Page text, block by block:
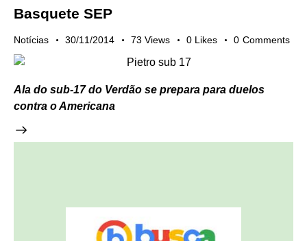
Basquete SEP
Notícias 30/11/2014 73 Views 0 Likes 0 Comments
Ala do sub-17 do Verdão se prepara para duelos
contra o Americana